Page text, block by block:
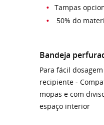
Tampas
50% do
Bandeja
Para fácil
recipiente -
mopas e com
espaço interior